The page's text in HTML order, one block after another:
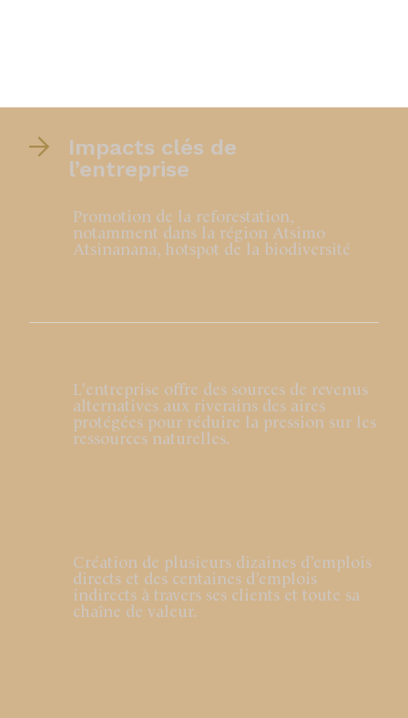
Impacts clés de
l’entreprise
Promotion de la reforestation,
notamment dans la région Atsimo
Atsinanana, hotspot de la biodiversité
L'entreprise offre des sources de revenus
alternatives aux riverains des aires
protégées pour réduire la pression sur les
ressources naturelles.
Création de plusieurs dizaines d’emplois
directs et des centaines d’emplois
indirects à travers ses clients et toute sa
chaîne de valeur.